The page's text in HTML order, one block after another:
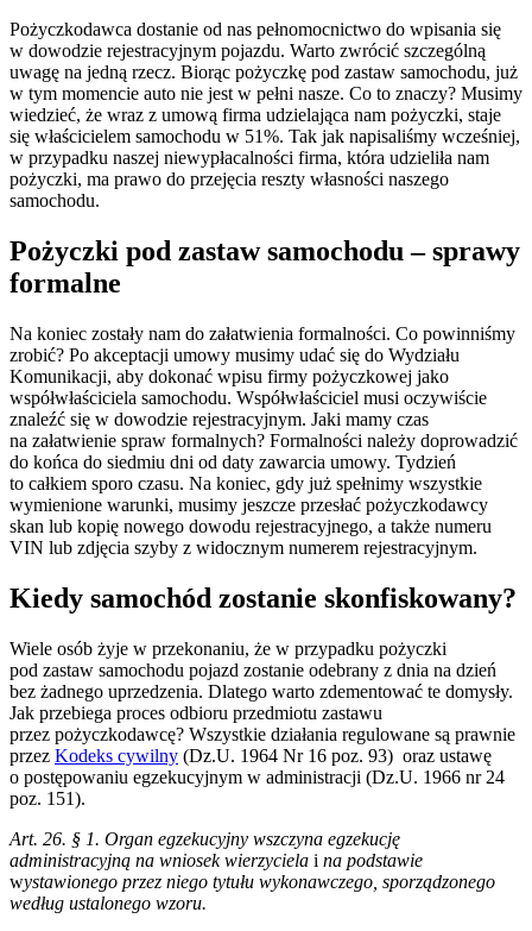
Pożyczkodawca dostanie od nas pełnomocnictwo do wpisania się
w dowodzie rejestracyjnym pojazdu. Warto zwrócić szczególną
uwagę na jedną rzecz. Biorąc pożyczkę pod zastaw samochodu, już
w tym momencie auto nie jest w pełni nasze. Co to znaczy? Musimy
wiedzieć, że wraz z umową firma udzielająca nam pożyczki, staje
się właścicielem samochodu w 51%. Tak jak napisaliśmy wcześniej,
w przypadku naszej niewypłacalności firma, która udzieliła nam
pożyczki, ma prawo do przejęcia reszty własności naszego
samochodu.
Pożyczki pod zastaw samochodu – sprawy
formalne
Na koniec zostały nam do załatwienia formalności. Co powinniśmy
zrobić? Po akceptacji umowy musimy udać się do Wydziału
Komunikacji, aby dokonać wpisu firmy pożyczkowej jako
współwłaściciela samochodu. Współwłaściciel musi oczywiście
znaleźć się w dowodzie rejestracyjnym. Jaki mamy czas
na załatwienie spraw formalnych? Formalności należy doprowadzić
do końca do siedmiu dni od daty zawarcia umowy. Tydzień
to całkiem sporo czasu. Na koniec, gdy już spełnimy wszystkie
wymienione warunki, musimy jeszcze przesłać pożyczkodawcy
skan lub kopię nowego dowodu rejestracyjnego, a także numeru
VIN lub zdjęcia szyby z widocznym numerem rejestracyjnym.
Kiedy samochód zostanie skonfiskowany?
Wiele osób żyje w przekonaniu, że w przypadku pożyczki
pod zastaw samochodu pojazd zostanie odebrany z dnia na dzień
bez żadnego uprzedzenia. Dlatego warto zdementować te domysły.
Jak przebiega proces odbioru przedmiotu zastawu
przez pożyczkodawcę? Wszystkie działania regulowane są prawnie
przez Kodeks cywilny (Dz.U. 1964 Nr 16 poz. 93) oraz ustawę
o postępowaniu egzekucyjnym w administracji (Dz.U. 1966 nr 24
poz. 151).
Art. 26. § 1. Organ egzekucyjny wszczyna egzekucję
administracyjną na wniosek wierzyciela i na podstawie
wystawionego przez niego tytułu wykonawczego, sporządzonego
według ustalonego wzoru.